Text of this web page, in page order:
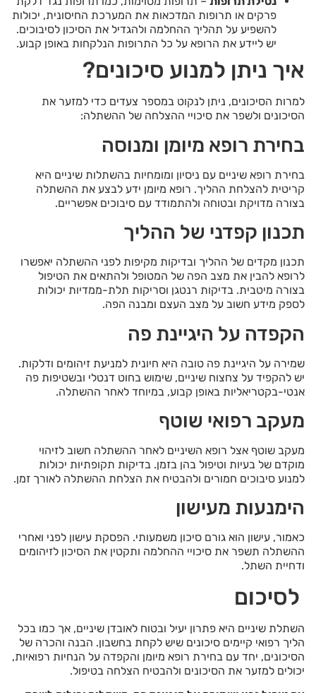
פרקים או תרופות המדכאות את המערכת החיסונית, יכולות
להשפיע על תהליך ההחלמה ולהגדיל את הסיכון לסיבוכים.
יש ליידע את הרופא על כל התרופות הנלקחות באופן קבוע.
איך ניתן למנוע סיכונים?
למרות הסיכונים, ניתן לנקוט במספר צעדים כדי למזער את
הסיכונים ולשפר את סיכויי ההצלחה של ההשתלה:
בחירת רופא מיומן ומנוסה
בחירת רופא שיניים עם ניסיון ומומחיות בהשתלות שיניים היא
קריטית להצלחת ההליך. רופא מיומן ידע לבצע את ההשתלה
בצורה מדויקת ובטוחה ולהתמודד עם סיבוכים אפשריים.
תכנון קפדני של ההליך
תכנון מקדים של ההליך ובדיקות מקיפות לפני ההשתלה יאפשרו
לרופא להבין את מצב הפה של המטופל ולהתאים את הטיפול
בצורה מיטבית. בדיקות רנטגן וסריקות תלת-ממדיות יכולות
לספק מידע חשוב על מצב העצם ומבנה הפה.
הקפדה על היגיינת פה
שמירה על היגיינת פה טובה היא חיונית למניעת זיהומים ודלקות.
יש להקפיד על צחצוח שיניים, שימוש בחוט דנטלי ובשטיפות פה
אנטי-בקטריאליות באופן קבוע, במיוחד לאחר ההשתלה.
מעקב רפואי שוטף
מעקב שוטף אצל רופא השיניים לאחר ההשתלה חשוב לזיהוי
מוקדם של בעיות וטיפול בהן בזמן. בדיקות תקופתיות יכולות
למנוע סיבוכים חמורים ולהבטיח את הצלחת ההשתלה לאורך זמן.
הימנעות מעישון
כאמור, עישון הוא גורם סיכון משמעותי. הפסקת עישון לפני ואחרי
ההשתלה תשפר את סיכויי ההחלמה ותקטין את הסיכון לזיהומים
ודחיית השתל.
לסיכום
השתלת שיניים היא פתרון יעיל ובטוח לאובדן שיניים, אך כמו בכל
הליך רפואי קיימים סיכונים שיש לקחת בחשבון. הבנה והכרה של
הסיכונים, יחד עם בחירת רופא מיומן והקפדה על הנחיות רפואיות,
יכולים למזער את הסיכונים ולהבטיח הצלחה בטיפול.